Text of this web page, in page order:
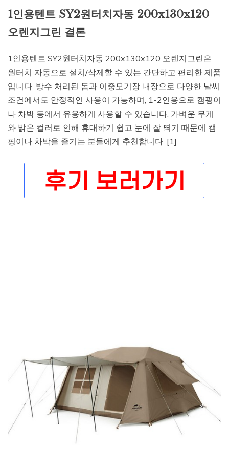
1인용텐트 SY2원터치자동 200x130x120
오렌지그린 결론
1인용텐트 SY2원터치자동 200x130x120 오렌지그린은
원터치 자동으로 설치/삭제할 수 있는 간단하고 편리한 제품
입니다. 방수 처리된 돔과 이중모기장 내장으로 다양한 날씨
조건에서도 안정적인 사용이 가능하며, 1-2인용으로 캠핑이
나 차박 등에서 유용하게 사용할 수 있습니다. 가벼운 무게
와 밝은 컬러로 인해 휴대하기 쉽고 눈에 잘 띄기 때문에 캠
핑이나 차박을 즐기는 분들에게 추천합니다. [1]